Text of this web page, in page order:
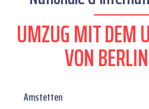
UMZUG MIT DEM
VON
Amstetten